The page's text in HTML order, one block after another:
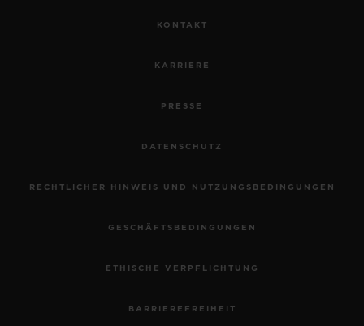
KONTAKT
KARRIERE
PRESSE
DATENSCHUTZ
RECHTLICHER HINWEIS UND NUTZUNGSBEDINGUNGEN
GESCHÄFTSBEDINGUNGEN
ETHISCHE VERPFLICHTUNG
BARRIEREFREIHEIT